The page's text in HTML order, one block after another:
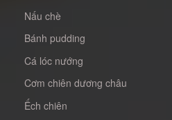
Nấu chè
Bánh pudding
Cá lóc nướng
Cơm chiên dương châu
Ếch chiên